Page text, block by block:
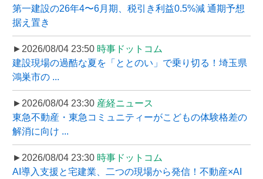
第一建設の26年4〜6月期、税引き利益0.5%減 通期予想
据え置き
►2026/08/04 23:50 時事ドットコム
建設現場の過酷な夏を「ととのい」で乗り切る！埼玉県
鴻巣市の ...
►2026/08/04 23:30 産経ニュース
東急不動産・東急コミュニティーがこどもの体験格差の
解消に向け ...
►2026/08/04 23:30 時事ドットコム
AI導入支援と宅建業、二つの現場から発信！不動産×AI